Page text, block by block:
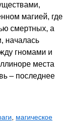
магией, где
смертных, а
началась
гномами и
места
– последнее
, магическое